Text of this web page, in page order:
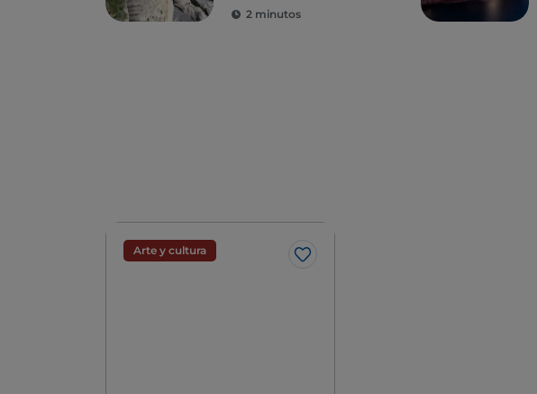
2 minutos
Arte y cultura
Me gusta